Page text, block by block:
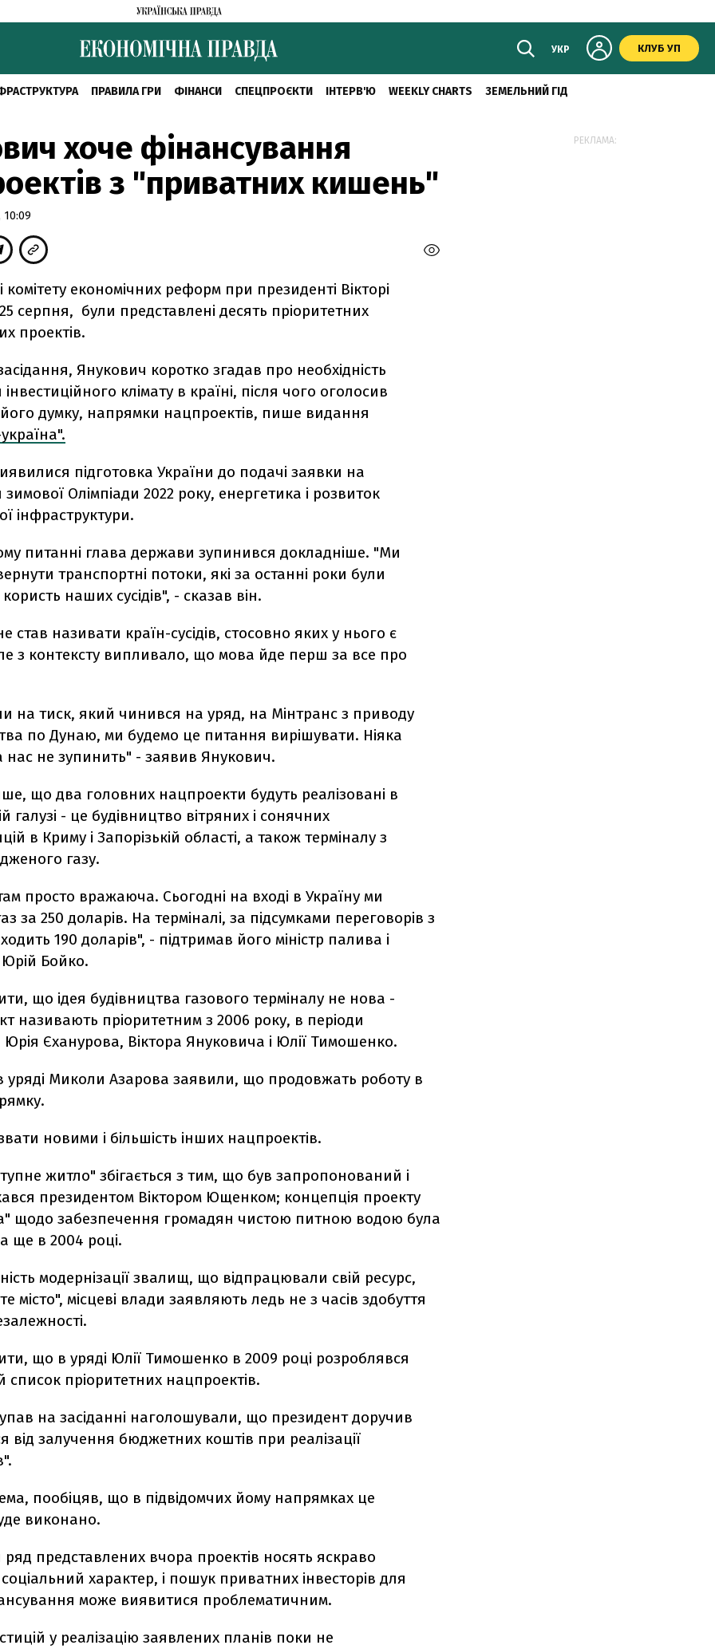
УКР КЛУБ УП
ПРАВИЛА ГРИ ФІНАНСИ СПЕЦПРОЄКТИ ІНТЕРВ'Ю WEEKLY CHARTS ЗЕМЕЛЬНИЙ ГІД
хоче фінансування
з "приватних кишень"
комітету економічних реформ при президенті Вікторі
серпня, були представлені десять пріоритетних
проектів.
Янукович коротко згадав про необхідність
клімату в країні, після чого оголосив
думку, напрямки нацпроектів, пише видання
підготовка України до подачі заявки на
Олімпіади 2022 року, енергетика і розвиток
інфраструктури.
питанні глава держави зупинився докладніше. "Ми
транспортні потоки, які за останні роки були
наших сусідів", - сказав він.
став називати країн-сусідів, стосовно яких у нього є
з контексту випливало, що мова йде перш за все про
на тиск, який чинився на уряд, на Мінтранс з приводу
по Дунаю, ми будемо це питання вирішувати. Ніяка
нас не зупинить" - заявив Янукович.
що два головних нацпроекти будуть реалізовані в
галузі - це будівництво вітряних і сонячних
в Криму і Запорізькій області, а також терміналу з
газу.
просто вражаюча. Сьогодні на вході в Україну ми
за 250 доларів. На терміналі, за підсумками переговорів з
190 доларів", - підтримав його міністр палива і
Бойко.
що ідея будівництва газового терміналу не нова -
називають пріоритетним з 2006 року, в періоди
Юрія Єханурова, Віктора Януковича і Юлії Тимошенко.
уряді Миколи Азарова заявили, що продовжать роботу в
новими і більшість інших нацпроектів.
житло" збігається з тим, що був запропонований і
президентом Віктором Ющенком; концепція проекту
щодо забезпечення громадян чистою питною водою була
ще в 2004 році.
модернізації звалищ, що відпрацювали свій ресурс,
місто", місцеві влади заявляють ледь не з часів здобуття
що в уряді Юлії Тимошенко в 2009 році розроблявся
список пріоритетних нацпроектів.
на засіданні наголошували, що президент доручив
від залучення бюджетних коштів при реалізації
пообіцяв, що в підвідомчих йому напрямках це
виконано.
ряд представлених вчора проектів носять яскраво
характер, і пошук приватних інвесторів для
може виявитися проблематичним.
у реалізацію заявлених планів поки не
РЕКЛАМА: